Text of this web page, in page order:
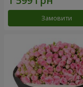
Замовити